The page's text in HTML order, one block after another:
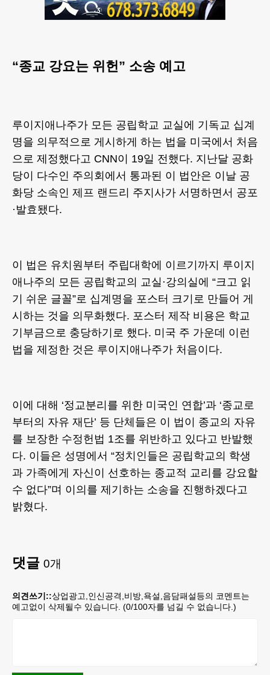
“종교 강요는 위헌” 소송 예고
루이지애나주가 모든 공립학교 교실에 기독교 십계
명을 의무적으로 게시하게 하는 법을 미국에서 처음
으로 제정했다고 CNN이 19일 전했다. 지난달 공화
당이 다수인 주의회에서 통과된 이 법안은 이날 공
화당 소속인 제프 랜드리 주지사가 서명하면서 공포
·발효됐다.
이 법은 유치원부터 주립대학에 이르기까지 루이지
애나주의 모든 공립학교의 교실·강의실에 “크고 읽
기 쉬운 글꼴”로 십계명을 포스터 크기로 만들어 게
시하는 것을 의무화했다. 포스터 제작 비용은 학교
기부금으로 충당하기로 했다. 미국 주 가운데 이런
법을 제정한 것은 루이지애나주가 처음이다.
이에 대해 ‘정교분리를 위한 미국인 연합’과 ‘종교로
부터의 자유 재단’ 등 단체들은 이 법이 종교의 자유
를 보장한 수정헌법 1조를 위반하고 있다고 반발했
다. 이들은 성명에서 “정치인들은 공립학교의 학생
과 가족에게 자신이 선호하는 종교적 교리를 강요할
수 없다”며 이의를 제기하는 소송을 진행하겠다고
밝혔다.
댓글 0개
의견쓰기::상업광고,인신공격,비방,욕설,음담패설등의 코멘트는
예고없이 삭제될수 있습니다. (0/100자를 넘길 수 없습니다.)